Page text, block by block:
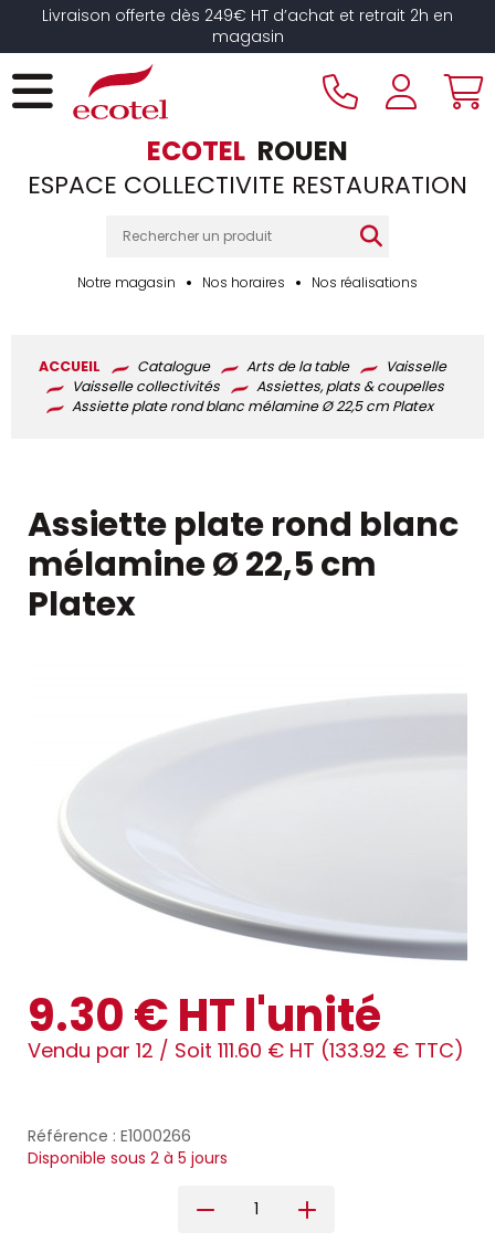
Livraison offerte dès 249€ HT d’achat et retrait 2h en
magasin
ECOTEL ROUEN
ESPACE COLLECTIVITE RESTAURATION
Notre magasin Nos horaires Nos réalisations
ACCUEIL Catalogue Arts de la table
Vaisselle
Vaisselle collectivités
Assiettes, plats & coupelles
Assiette plate rond blanc mélamine Ø 22,5 cm Platex
Assiette plate rond blanc
mélamine Ø 22,5 cm
Platex
9.30 € HT l'unité
Vendu par 12 / Soit 111.60 € HT (133.92 € TTC)
Référence : E1000266
Disponible sous 2 à 5 jours
Panneau de gestion des cookies